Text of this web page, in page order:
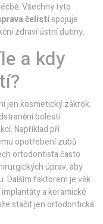
. Všechny tyto
čelistíspojuje
zdraví ústní dutiny.
a kdy
jen kosmetický zákrok.
bolestí
Například při
opotřebení zubů
ortodontista často
úprav, aby
Dalším faktorem je věk
a keramické
stačit jen ortodontická